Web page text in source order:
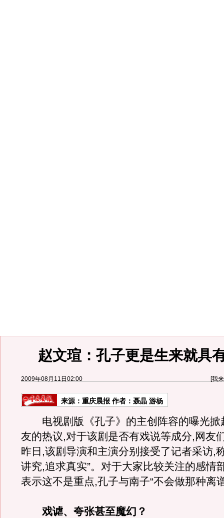
赵文瑄：孔子更是生来就具
2009年08月11日02:00 [我
来源： 重庆晨报作者：聂晶 游杨
电视剧版《孔子》的主创阵容的曝光掀
友的热议,对于该剧是否有戏说等成分,网友
昨日,该剧导演和主演分别接受了记者采访,
讲究,追求真实”。对于大家比较关注的感情
表示这不是重点,孔子与南子“不会做那种离
戏谑、夸张甚至魔幻？